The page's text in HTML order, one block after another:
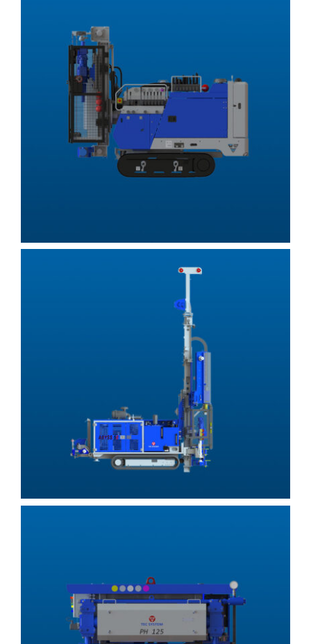
Futuro et Pack Futuro
Sondeuses geotechniques
Pompes d’injection